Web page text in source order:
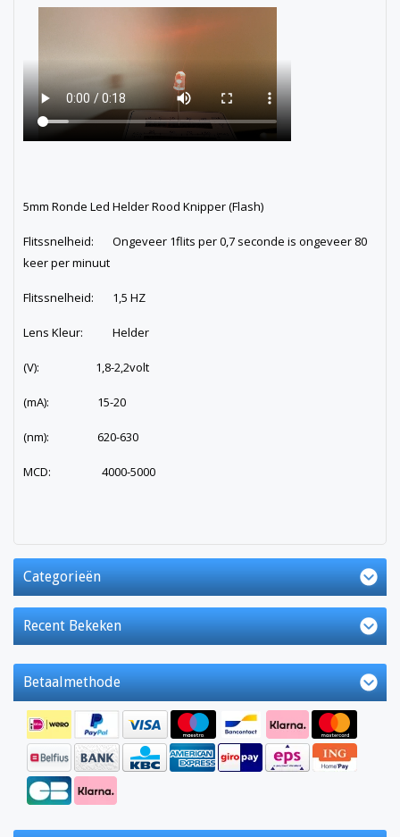
5mm Ronde Led Helder Rood Knipper (Flash)
Flitssnelheid: Ongeveer 1flits per 0,7 seconde is ongeveer 80
keer per minuut
Flitssnelheid: 1,5 HZ
Lens Kleur: Helder
(V): 1,8-2,2volt
(mA): 15-20
(nm): 620-630
MCD: 4000-5000
Categorieën
Recent Bekeken
Betaalmethode